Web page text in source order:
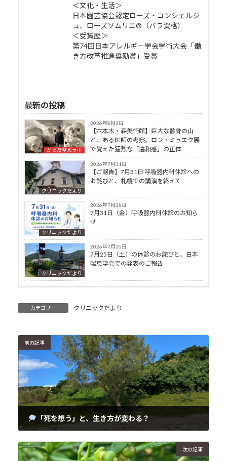
＜文化・生活＞
日本園芸協会認定ローズ・コンシェルジ
ュ、ローズソムリエ®（バラ資格）
＜受賞歴＞
第74回日本アレルギー学会学術大会「働
き方改革推進奨励賞」受賞
最新の投稿
からだ整えラボ
2026年8月2日
【六本木・森美術館】巨大な骸骨の山
と、ある医師の考察。ロン・ミュエク展
で覚えた猛烈な「違和感」の正体
クリニックだより
2026年7月31日
【ご報告】7月31日 呼吸器内科休診への
お詫びと、札幌での講演を終えて
クリニックだより
2026年7月28日
7月31日（金）呼吸器内科休診のお知ら
せ
クリニックだより
2026年7月26日
7月25日（土）の休診のお詫びと、日本
喘息学会での発表のご報告
カテゴリー クリニックだより
前の記事
「死を想う」と、生き方が変わる？
次の記事